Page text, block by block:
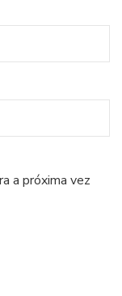
a próxima vez